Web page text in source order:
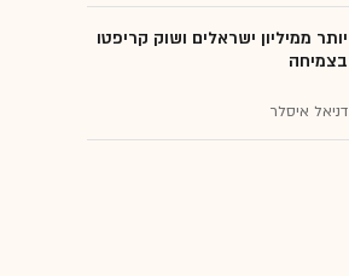
יותר ממיליון ישראלים ושוק קריפטו
בצמיחה
דניאל איסלר